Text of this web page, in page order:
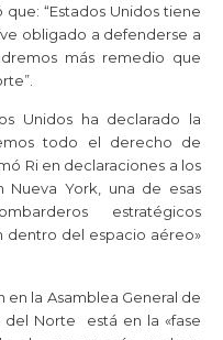
“Estados Unidos tiene
obligado a defenderse a
más remedio que
Unidos ha declarado la
todo el derecho de
Ri en declaraciones a los
Nueva York, una de esas
estratégicos
dentro del espacio aéreo»
en la Asamblea General de
del Norte está en la «fase